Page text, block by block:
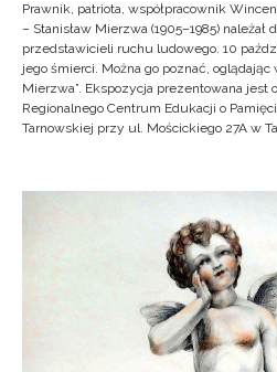
Prawnik, patriota, współpracownik
– Stanisław Mierzwa (1905–1985)
przedstawicieli ruchu ludowego. 10
jego śmierci. Można go poznać,
Mierzwa”. Ekspozycja prezentowana jest
Regionalnego Centrum Edukacji o
Tarnowskiej przy ul. Mościckiego 27A w